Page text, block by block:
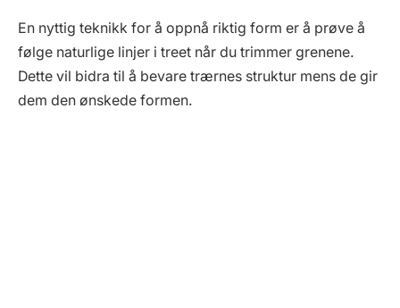
En nyttig teknikk for å oppnå riktig form er å prøve å
følge naturlige linjer i treet når du trimmer grenene.
Dette vil bidra til å bevare trærnes struktur mens de gir
dem den ønskede formen.